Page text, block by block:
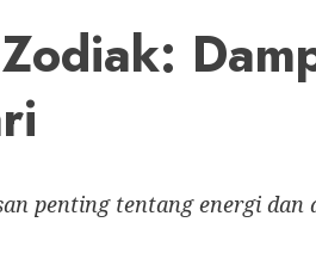
penting tentang energi